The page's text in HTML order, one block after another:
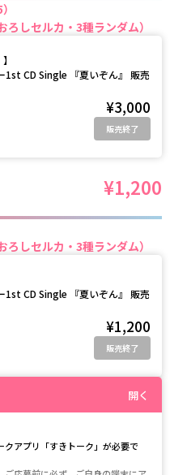
ろしセルカ・3種ランダム）
】
1st CD Single 『夏いぞん』 販売
¥3,000
販売終了
¥1,200
ろしセルカ・3種ランダム）
1st CD Single 『夏いぞん』 販売
¥1,200
販売終了
開く
アプリ「すきトーク」が必要で